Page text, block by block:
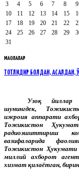
3
4 5 6 7 8
9
10
11 12 13 14 15
17
18 19 20 21 22
24
25 26 27 28 29
31
МАҚОЛАЛАР
ТОТЛИДИР БОЛДАН, АСАЛДАН,
Узоқ йиллар
шунингдек,
ижроия аппарати
Тожикистон
радиоэшиттириш
вазифаларида
Тожикистон
миллий ахборот
хизмат қилаётган,